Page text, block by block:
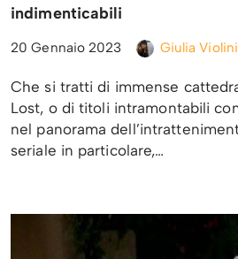
indimenticabili
20 Gennaio 2023 Giulia Violini
Che si tratti di immense
Lost, o di titoli intramontabili
nel panorama
seriale in particolare,…